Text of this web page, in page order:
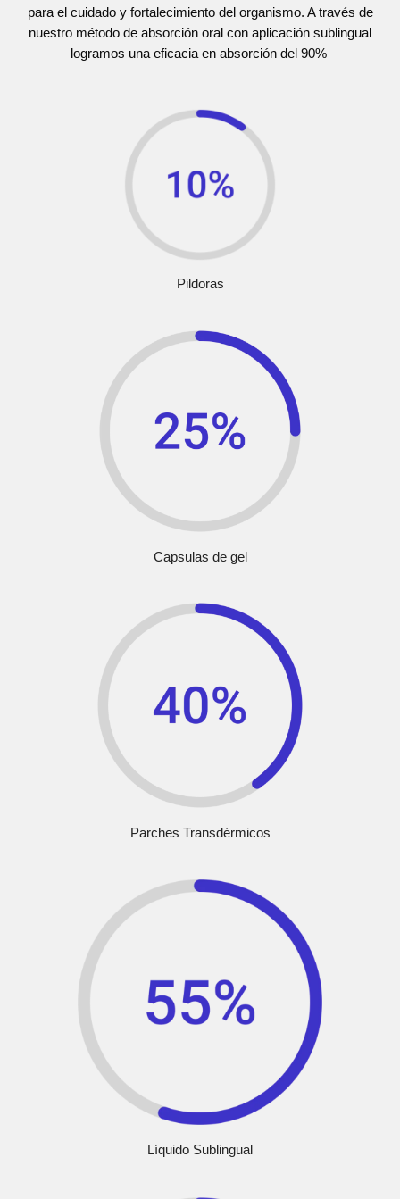
para el cuidado y fortalecimiento del organismo. A través de
nuestro método de absorción oral con aplicación sublingual
logramos una eficacia en absorción del 90%
Pildoras
Capsulas de gel
Parches Transdérmicos
Líquido Sublingual